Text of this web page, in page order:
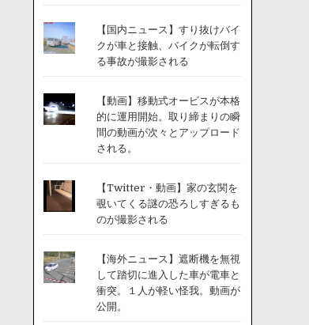
【国内ニュース】すり抜けバイ
クが車と接触、バイクが転倒す
る事故が撮影される
【動画】移動式オービスが本格
的に運用開始。取り締まりの瞬
間の動画が次々とアップロード
される。
【Twitter・動画】家の玄関を
覗いてくる謎の恐ろしすぎるも
のが撮影される
【海外ニュース】遮断機を無視
して踏切に進入した車が電車と
衝突。１人が軽い怪我。動画が
公開。